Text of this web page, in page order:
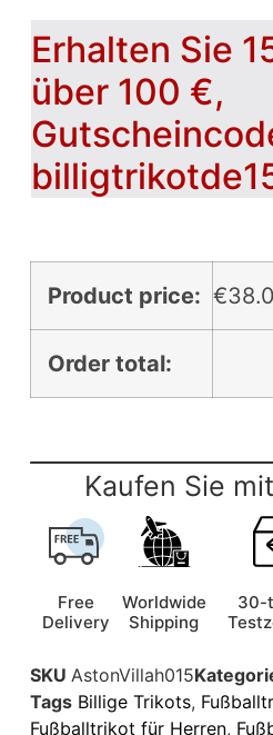
Erhalten Sie
über 100 €,
Product price: €
Order total:
Kaufen Sie
Free
Delivery
Worldwide
Shipping
30-
SKU AstonVillah015
Tags Billige Trikots,
Fußballtrikot für Herren,